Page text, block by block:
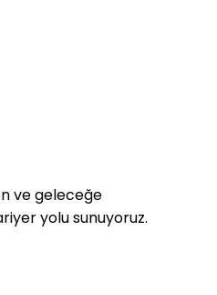
ve geleceğe
yolu sunuyoruz.